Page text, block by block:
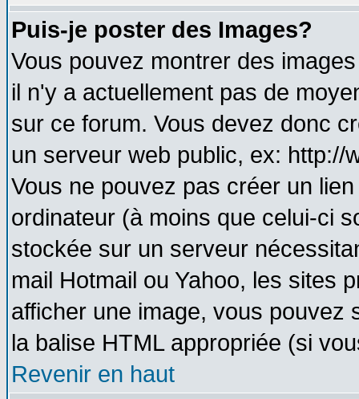
Puis-je poster des Images?
Vous pouvez montrer des
il n'y a actuellement pas de
sur ce forum. Vous devez donc
un serveur web public, ex: http://
Vous ne pouvez pas créer un
ordinateur (à moins que celui-ci
stockée sur un serveur
mail Hotmail ou Yahoo, les sites
afficher une image, vous pouvez
la balise HTML appropriée (si
Revenir en haut